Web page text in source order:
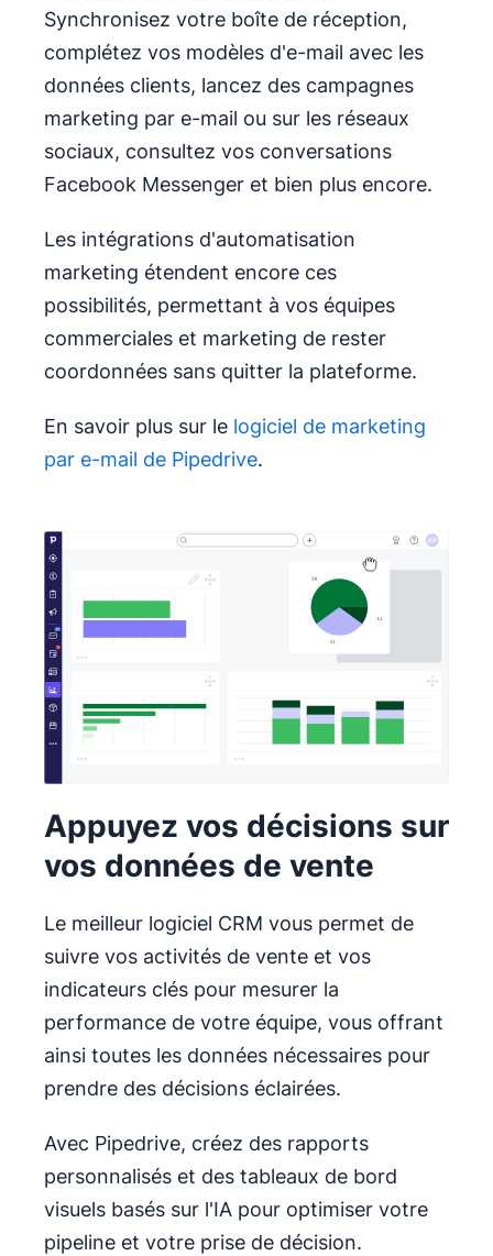
Synchronisez votre boîte de réception,
complétez vos modèles d'e-mail avec les
données clients, lancez des campagnes
marketing par e-mail ou sur les réseaux
sociaux, consultez vos conversations
Facebook Messenger et bien plus encore.
Les intégrations d'automatisation
marketing étendent encore ces
possibilités, permettant à vos équipes
commerciales et marketing de rester
coordonnées sans quitter la plateforme.
En savoir plus sur le logiciel de marketing
par e-mail de Pipedrive.
Appuyez vos décisions sur
vos données de vente
Le meilleur logiciel CRM vous permet de
suivre vos activités de vente et vos
indicateurs clés pour mesurer la
performance de votre équipe, vous offrant
ainsi toutes les données nécessaires pour
prendre des décisions éclairées.
Avec Pipedrive, créez des rapports
personnalisés et des tableaux de bord
visuels basés sur l'IA pour optimiser votre
pipeline et votre prise de décision.